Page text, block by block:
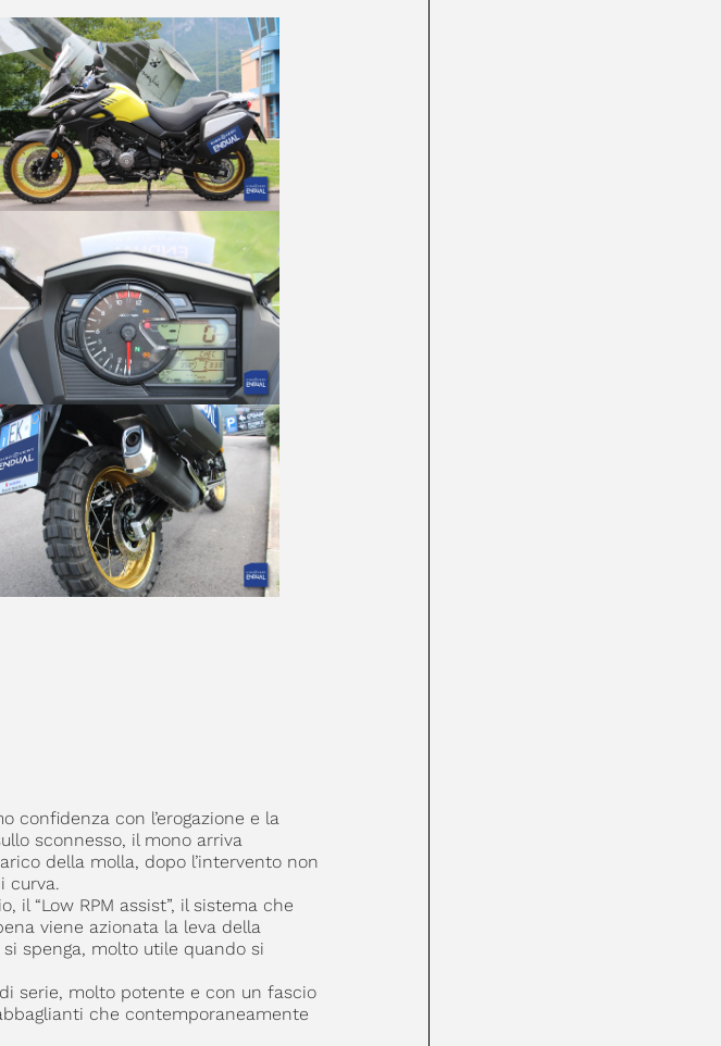
confidenza con l’erogazione e la
sconnesso, il mono arriva
della molla, dopo l’intervento non
curva.
“Low RPM assist”, il sistema che
viene azionata la leva della
spenga, molto utile quando si
serie, molto potente e con un fascio
che contemporaneamente